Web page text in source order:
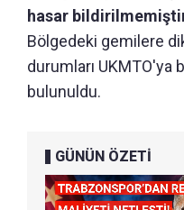
hasar
Bölgedeki gemilere
durumları UKMTO'ya
bulunuldu.
GÜNÜN ÖZETİ